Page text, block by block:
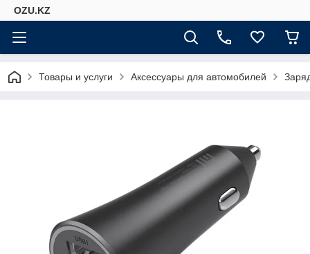
OZU.KZ
Товары и услуги Аксессуары для автомобилей